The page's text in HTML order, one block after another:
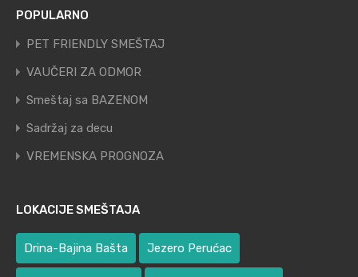
POPULARNO
PET FRIENDLY SMEŠTAJ
VAUČERI ZA ODMOR
Smeštaj sa BAZENOM
Sadržaj za decu
VREMENSKA PROGNOZA
LOKACIJE SMEŠTAJA
Drina-Bajina Bašta Jezero Perućac